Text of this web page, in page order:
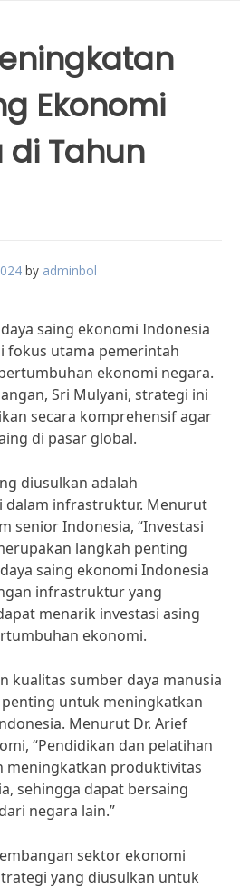
Ekonomi
di Tahun
by adminbol
saing ekonomi Indonesia
fokus utama pemerintah
ekonomi negara.
Sri Mulyani, strategi ini
secara komprehensif agar
di pasar global.
diusulkan adalah
dalam infrastruktur. Menurut
senior Indonesia, “Investasi
langkah penting
saing ekonomi Indonesia
infrastruktur yang
menarik investasi asing
ekonomi.
kualitas sumber daya manusia
untuk meningkatkan
Menurut Dr. Arief
“Pendidikan dan pelatihan
meningkatkan produktivitas
sehingga dapat bersaing
negara lain.”
sektor ekonomi
yang diusulkan untuk